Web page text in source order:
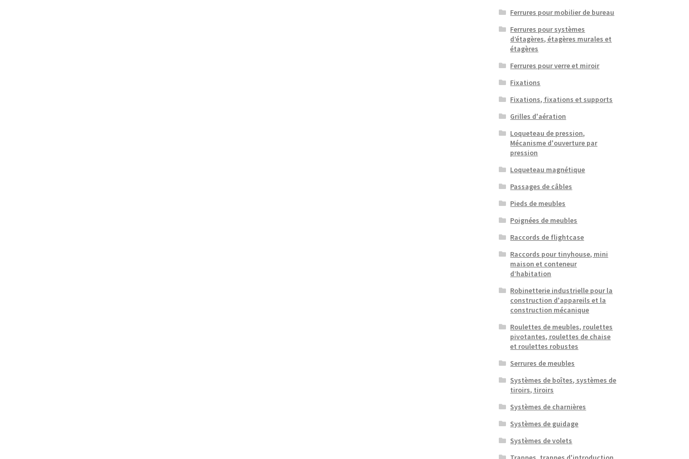
Ferrures pour mobilier de bureau
Ferrures pour systèmes
d’étagères, étagères murales et
étagères
Ferrures pour verre et miroir
Fixations
Fixations, fixations et supports
Grilles d'aération
Loqueteau de pression,
Mécanisme d'ouverture par
pression
Loqueteau magnétique
Passages de câbles
Pieds de meubles
Poignées de meubles
Raccords de flightcase
Raccords pour tinyhouse, mini
maison et conteneur
d’habitation
Robinetterie industrielle pour la
construction d'appareils et la
construction mécanique
Roulettes de meubles, roulettes
pivotantes, roulettes de chaise
et roulettes robustes
Serrures de meubles
Systèmes de boîtes, systèmes de
tiroirs, tiroirs
Systèmes de charnières
Systèmes de guidage
Systèmes de volets